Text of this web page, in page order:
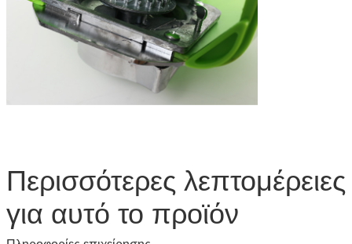
Περισσότερες λεπτομέρειες
για αυτό το προϊόν